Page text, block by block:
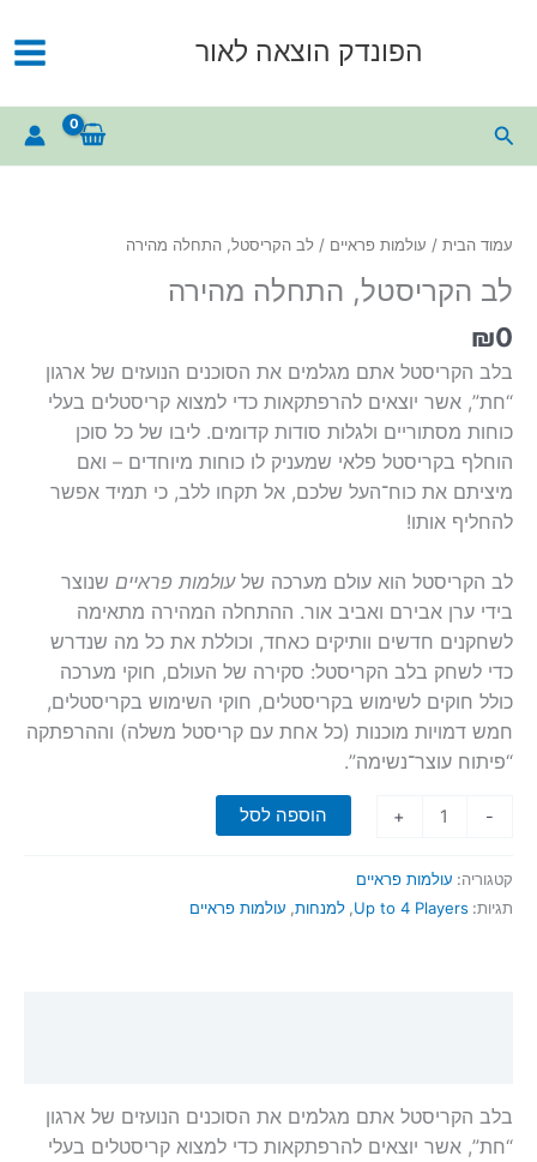
הפונדק הוצאה לאור
חיפוש
עמוד הבית / עולמות פראיים / לב הקריסטל, התחלה מהירה
לב הקריסטל, התחלה מהירה
₪0
בלב הקריסטל אתם מגלמים את הסוכנים הנועזים של ארגון
“חת”, אשר יוצאים להרפתקאות כדי למצוא קריסטלים בעלי
כוחות מסתוריים ולגלות סודות קדומים. ליבו של כל סוכן
הוחלף בקריסטל פלאי שמעניק לו כוחות מיוחדים – ואם
מיציתם את כוח־העל שלכם, אל תקחו ללב, כי תמיד אפשר
להחליף אותו!
לב הקריסטל הוא עולם מערכה שלעולמות פראיים שנוצר
בידי ערן אבירם ואביב אור. ההתחלה המהירה מתאימה
לשחקנים חדשים וותיקים כאחד, וכוללת את כל מה שנדרש
כדי לשחק בלב הקריסטל: סקירה של העולם, חוקי מערכה
כולל חוקים לשימוש בקריסטלים, חוקי השימוש בקריסטלים,
חמש דמויות מוכנות (כל אחת עם קריסטל משלה) וההרפתקה
“פיתוח עוצר־נשימה”.
-
הקריסטל,
+ הוספה לסל
קטגוריה: עולמות פראיים
תגיות: Up to 4 Players
, למנחות, עולמות פראיים
בלב הקריסטל אתם מגלמים את הסוכנים הנועזים של ארגון
“חת”, אשר יוצאים להרפתקאות כדי למצוא קריסטלים בעלי